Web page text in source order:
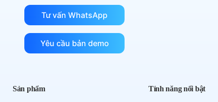
Tư vấn WhatsApp
Yêu cầu bản demo
Sản phẩm Tính năng nổi bật